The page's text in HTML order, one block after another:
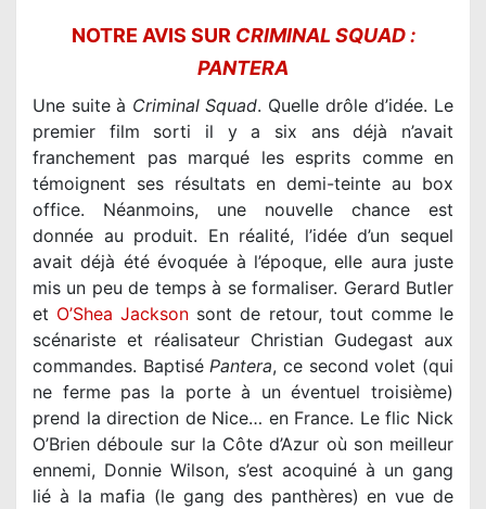
NOTRE AVIS SUR CRIMINAL SQUAD :
PANTERA
Une suite à Criminal Squad. Quelle drôle d’idée. Le
premier film sorti il y a six ans déjà n’avait
franchement pas marqué les esprits comme en
témoignent ses résultats en demi-teinte au box
office. Néanmoins, une nouvelle chance est
donnée au produit. En réalité, l’idée d’un sequel
avait déjà été évoquée à l’époque, elle aura juste
mis un peu de temps à se formaliser. Gerard Butler
et O’Shea Jackson sont de retour, tout comme le
scénariste et réalisateur Christian Gudegast aux
commandes. Baptisé Pantera, ce second volet (qui
ne ferme pas la porte à un éventuel troisième)
prend la direction de Nice… en France. Le flic Nick
O’Brien déboule sur la Côte d’Azur où son meilleur
ennemi, Donnie Wilson, s’est acoquiné à un gang
lié à la mafia (le gang des panthères) en vue de